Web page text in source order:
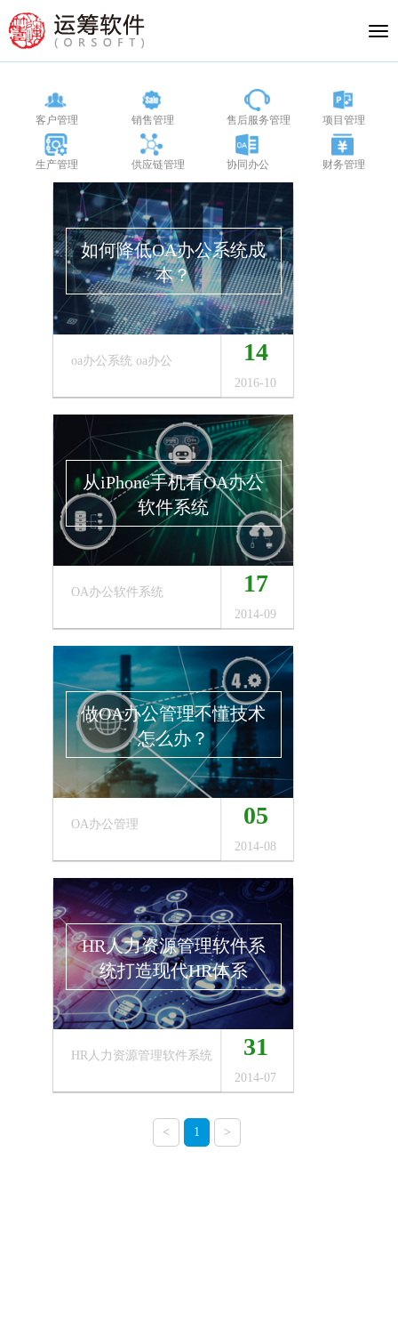
客户管理 销售管理 售后服务管理 项目管理
生产管理 供应链管理 协同办公 财务管理
如何降低OA办公系统成
本？
oa办公系统 oa办公 14
2016-10
从iPhone手机看OA办公
软件系统
OA办公软件系统 17
2014-09
做OA办公管理不懂技术
怎么办？
OA办公管理 05
2014-08
HR人力资源管理软件系
统打造现代HR体系
HR人力资源管理软件系统 31
2014-07
< 1 >